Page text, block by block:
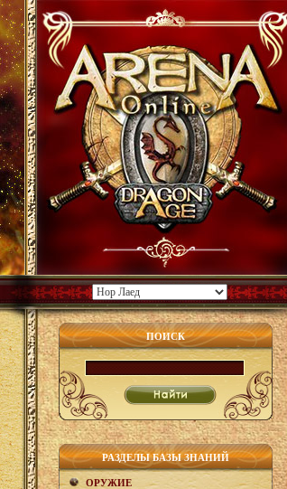
ПОИСК
РАЗДЕЛЫ БАЗЫ ЗНАНИЙ
ОРУЖИЕ